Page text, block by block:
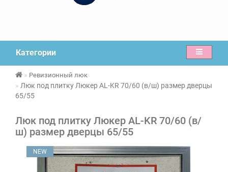
Категории
Ревизионный люк
Люк под плитку Люкер AL-KR 70/60 (в/ш) размер дверцы
65/55
Люк под плитку Люкер AL-KR 70/60 (в/
ш) размер дверцы 65/55
NEW